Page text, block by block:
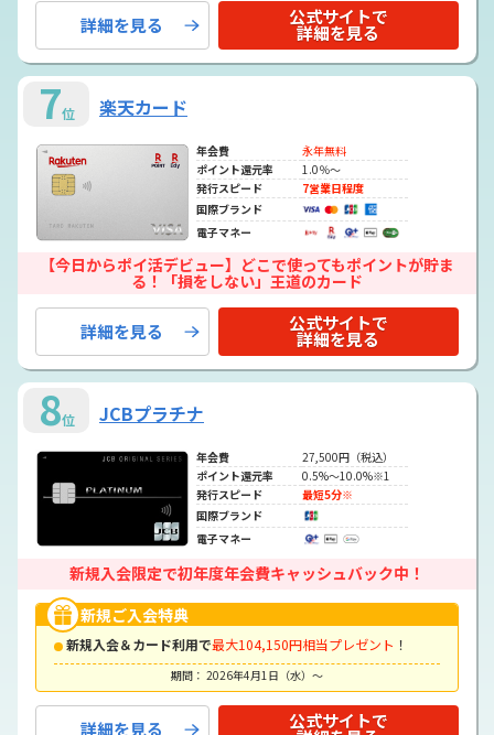
詳細を見る 公式サイトで
詳細を見る
7位 楽天カード
年会費
永年無料
ポイント還元率
1.0％～
発行スピード
7営業日程度
国際ブランド
電子マネー
【今日からポイ活デビュー】どこで使ってもポイントが貯ま
る！「損をしない」王道のカード
詳細を見る 公式サイトで
詳細を見る
8位 JCBプラチナ
年会費
27,500円（税込）
ポイント還元率
0.5%～10.0%※1
発行スピード
最短5分※
国際ブランド
電子マネー
新規入会限定で初年度年会費キャッシュバック中！
新規ご入会特典
新規入会＆カード利用で最大104,150円相当プレゼント ！
期間： 2026年4月1日（水）～
詳細を見る 公式サイトで